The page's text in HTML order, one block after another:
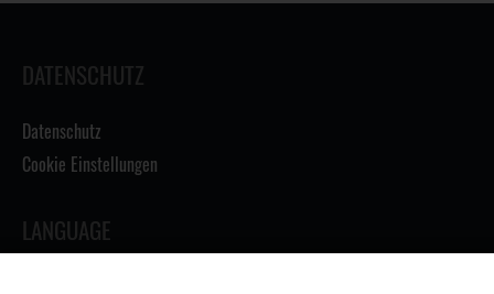
DATENSCHUTZ
Datenschutz
Cookie Einstellungen
LANGUAGE